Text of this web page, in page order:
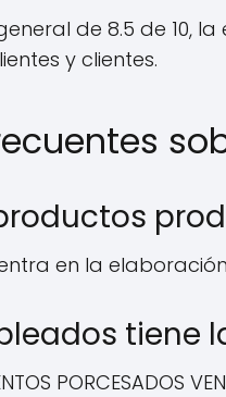
de 8.5 de 10, la
y clientes.
en la
tiene